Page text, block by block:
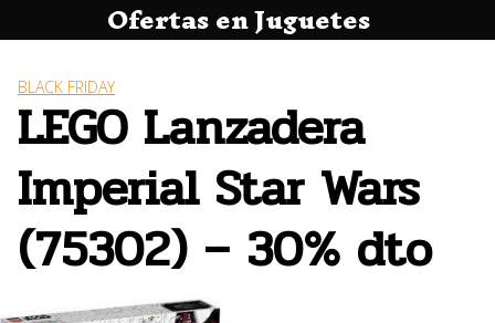
al
Ofertas en Juguetes
BLACK FRIDAY
LEGO Lanzadera
Imperial Star Wars
(75302) – 30% dto